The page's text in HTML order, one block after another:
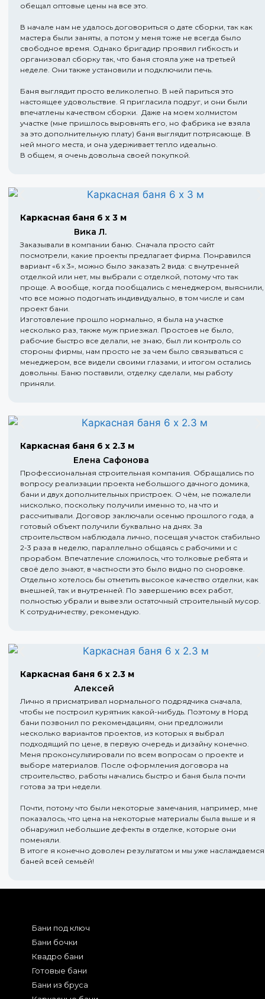
обещал оптовые цены на все это.
В начале нам не удалось договориться о дате сборки, так как
мастера были заняты, а потом у меня тоже не всегда было
свободное время. Однако бригадир проявил гибкость и
организовал сборку так, что баня стояла уже на третьей
неделе. Они также установили и подключили печь.
Баня выглядит просто великолепно. В ней париться это
настоящее удовольствие. Я пригласила подруг, и они были
впечатлены качеством сборки. Даже на моем холмистом
участке (мне пришлось выровнять его, но фабрика не взяла
за это дополнительную плату) баня выглядит потрясающе. В
ней много места, и она удерживает тепло идеально.
В общем, я очень довольна своей покупкой.
Каркасная баня 6 х 3 м
Вика Л.
Заказывали в компании баню. Сначала просто сайт
посмотрели, какие проекты предлагает фирма. Понравился
вариант «6 х 3», можно было заказать 2 вида: с внутренней
отделкой или нет, мы выбрали с отделкой, потому что так
проще. А вообще, когда пообщались с менеджером, выяснили,
что все можно подогнать индивидуально, в том числе и сам
проект бани.
Изготовление прошло нормально, я была на участке
несколько раз, также муж приезжал. Простоев не было,
рабочие быстро все делали, не знаю, был ли контроль со
стороны фирмы, нам просто не за чем было связываться с
менеджером, все видели своими глазами, и итогом остались
довольны. Баню поставили, отделку сделали, мы работу
приняли.
Каркасная баня 6 х 2.3 м
Елена Сафонова
Профессиональная строительная компания. Обращались по
вопросу реализации проекта небольшого дачного домика,
бани и двух дополнительных пристроек. О чём, не пожалели
нисколько, поскольку получили именно то, на что и
рассчитывали. Договор заключали осенью прошлого года, а
готовый объект получили буквально на днях. За
строительством наблюдала лично, посещая участок стабильно
2-3 раза в неделю, параллельно общаясь с рабочими и с
прорабом. Впечатление сложилось, что толковые ребята и
своё дело знают, в частности это было видно по сноровке.
Отдельно хотелось бы отметить высокое качество отделки, как
внешней, так и внутренней. По завершению всех работ,
полностью убрали и вывезли остаточный строительный мусор.
К сотрудничеству, рекомендую.
Каркасная баня 6 х 2.3 м
Алексей
Лично я присматривал нормального подрядчика сначала,
чтобы не построил курятник какой-нибудь. Поэтому в Норд
бани позвонил по рекомендациям, они предложили
несколько вариантов проектов, из которых я выбрал
подходящий по цене, в первую очередь и дизайну конечно.
Меня проконсультировали по всем вопросам о проекте и
выборе материалов. После оформления договора на
строительство, работы начались быстро и баня была почти
готова за три недели.
Почти, потому что были некоторые замечания, например, мне
показалось, что цена на некоторые материалы была выше и я
обнаружил небольшие дефекты в отделке, которые они
поменяли.
В итоге я конечно доволен результатом и мы уже наслаждаемся
баней всей семьёй!
Бани под ключ
Бани бочки
Квадро бани
Готовые бани
Бани из бруса